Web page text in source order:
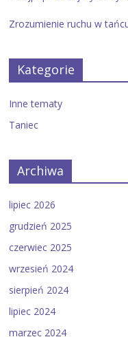
Zrozumienie ruchu w
Kategorie
Inne tematy
Taniec
Archiwa
lipiec 2026
grudzień 2025
czerwiec 2025
wrzesień 2024
sierpień 2024
lipiec 2024
marzec 2024